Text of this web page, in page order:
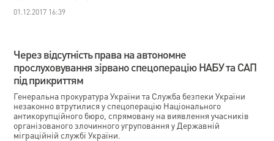
01.12.2017 16:39
Через відсутність права на автономне
прослуховування зірвано спецоперацію НАБУ та САП
під прикриттям
Генеральна прокуратура України та Служба безпеки України
незаконно втрутилися у спецоперацію Національного
антикорупційного бюро, спрямовану на виявлення учасників
організованого злочинного угруповання у Державній
міграційній службі України.